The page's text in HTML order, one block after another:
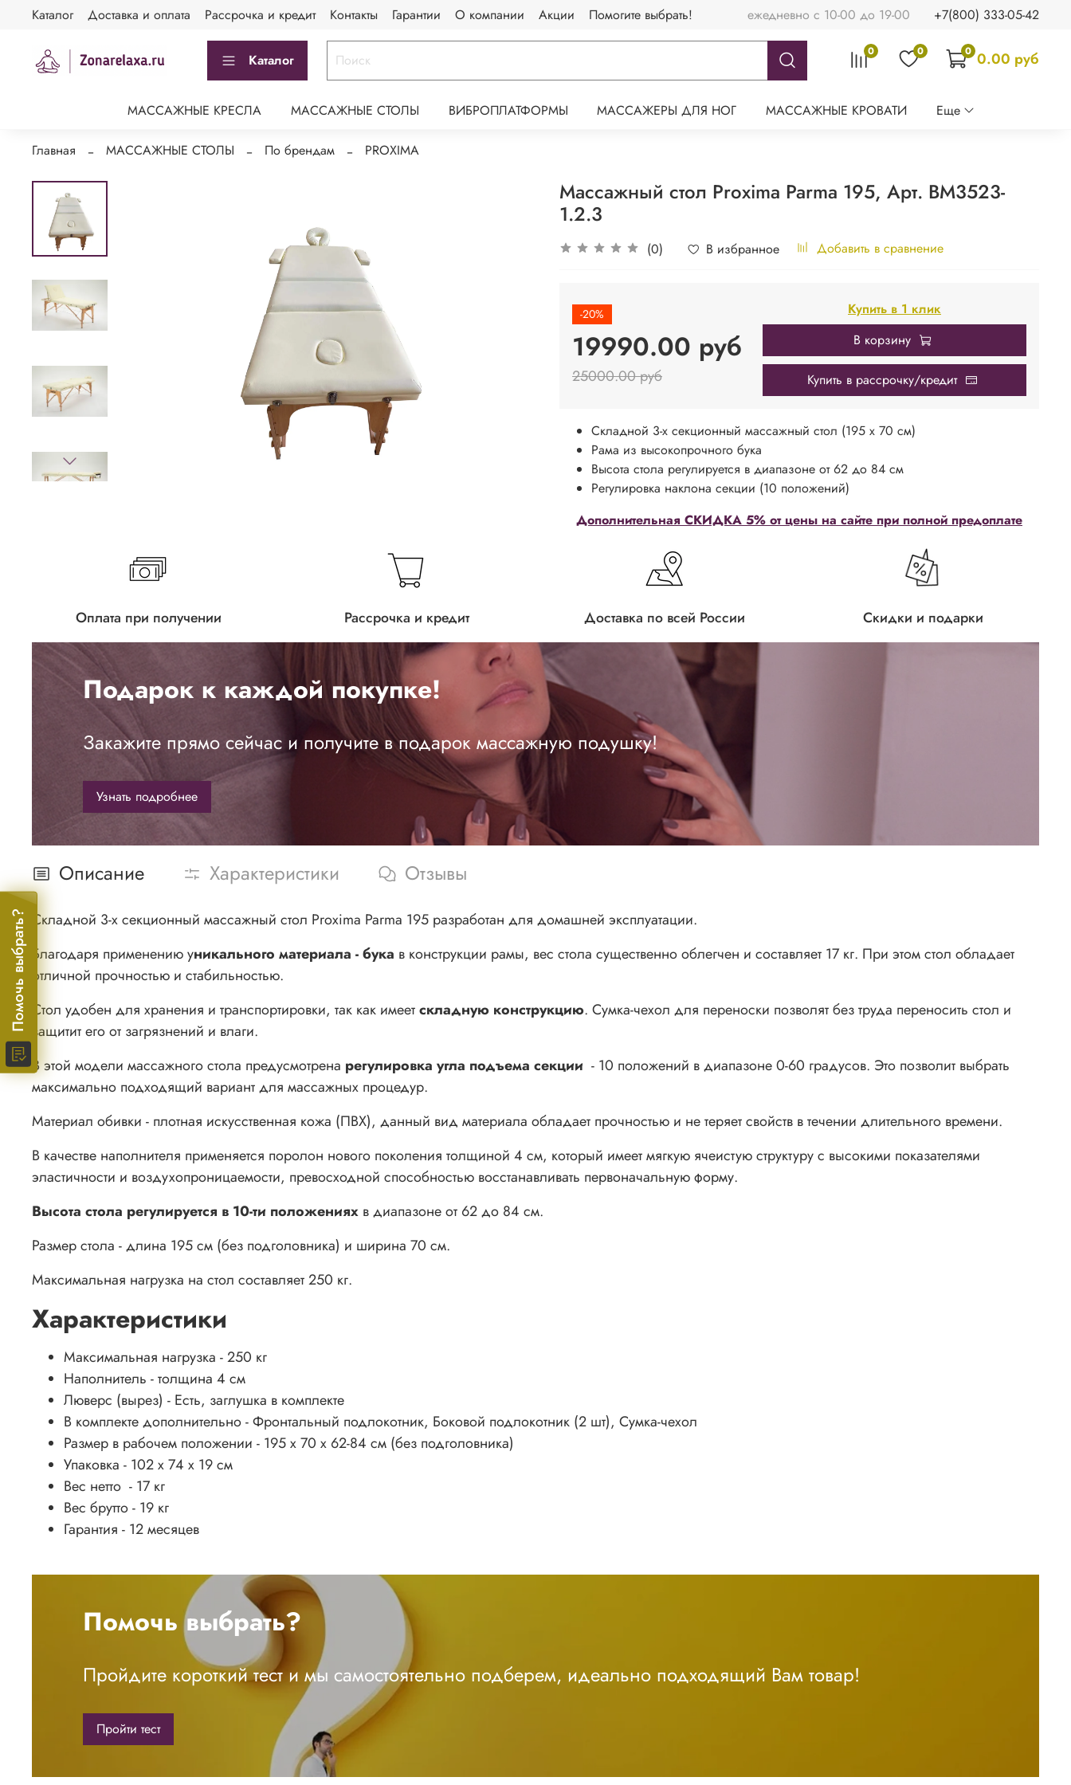
Помочь выбрать?
Каталог Доставка и оплата Рассрочка и кредит Контакты Гарантии О компании Акции Помогите выбрать! ежедневно с 10-00 до 19-00 +7(800) 333-05-42
Каталог 0 0 0 0.00 руб
МАССАЖНЫЕ КРЕСЛА МАССАЖНЫЕ СТОЛЫ ВИБРОПЛАТФОРМЫ МАССАЖЕРЫ ДЛЯ НОГ МАССАЖНЫЕ КРОВАТИ Еще
Главная МАССАЖНЫЕ СТОЛЫ По брендам PROXIMA
Массажный стол Proxima Parma 195, Арт. BM3523-
1.2.3
(0) В избранное Добавить в сравнение
-20%
19990.00 руб
25000.00 руб
Купить в 1 клик
В корзину
Купить в рассрочку/кредит
Дополнительная СКИДКА 5% от цены на сайте при полной предоплате
Складной 3-х секционный массажный стол (195 х 70 см)
Рама из высокопрочного бука
Высота стола регулируется в диапазоне от 62 до 84 см
Регулировка наклона секции (10 положений)
Оплата при получении Рассрочка и кредит Доставка по всей России Скидки и подарки
Подарок к каждой покупке!
Закажите прямо сейчас и получите в подарок массажную подушку!
Узнать подробнее
Описание Характеристики Отзывы
Складной 3-х секционный массажный стол Proxima Parma 195 разработан для домашней эксплуатации.
Благодаря применению уникального материала - бука в конструкции рамы, вес стола существенно облегчен и составляет 17 кг. При этом стол обладает
отличной прочностью и стабильностью.
Стол удобен для хранения и транспортировки, так как имеетскладную конструкцию. Сумка-чехол для переноски позволят без труда переносить стол и
защитит его от загрязнений и влаги.
В этой модели массажного стола предусмотрена регулировка угла подъема секции - 10 положений в диапазоне 0-60 градусов. Это позволит выбрать
максимально подходящий вариант для массажных процедур.
Материал обивки - плотная искусственная кожа (ПВХ), данный вид материала обладает прочностью и не теряет свойств в течении длительного времени.
В качестве наполнителя применяется поролон нового поколения толщиной 4 см, который имеет мягкую ячеистую структуру с высокими показателями
эластичности и воздухопроницаемости, превосходной способностью восстанавливать первоначальную форму.
Высота стола регулируется в 10-ти положениях в диапазоне от 62 до 84 см.
Размер стола - длина 195 см (без подголовника) и ширина 70 см.
Максимальная нагрузка на стол составляет 250 кг.
Характеристики
Максимальная нагрузка - 250 кг
Наполнитель - толщина 4 см
Люверс (вырез) - Есть, заглушка в комплекте
В комплекте дополнительно - Фронтальный подлокотник, Боковой подлокотник (2 шт), Сумка-чехол
Размер в рабочем положении - 195 х 70 х 62-84 см (без подголовника)
Упаковка - 102 х 74 х 19 см
Вес нетто - 17 кг
Вес брутто - 19 кг
Гарантия - 12 месяцев
Помочь выбрать?
Пройдите короткий тест и мы самостоятельно подберем, идеально подходящий Вам товар!
Пройти тест